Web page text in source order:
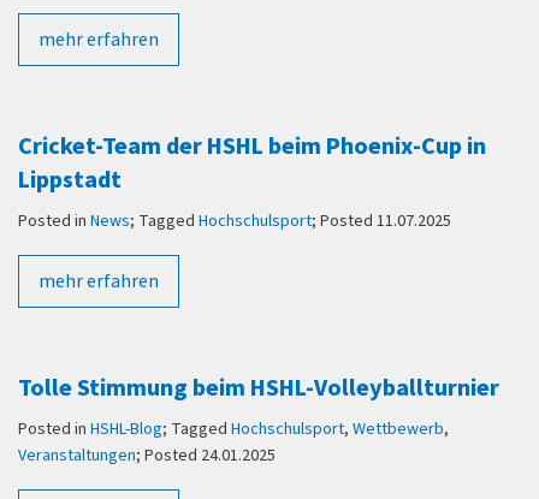
mehr erfahren
Cricket-Team der HSHL beim Phoenix-Cup in
Lippstadt
Posted in News; Tagged Hochschulsport; Posted 11.07.2025
mehr erfahren
Tolle Stimmung beim HSHL-Volleyballturnier
Posted in HSHL-Blog; Tagged Hochschulsport, Wettbewerb,
Veranstaltungen; Posted 24.01.2025